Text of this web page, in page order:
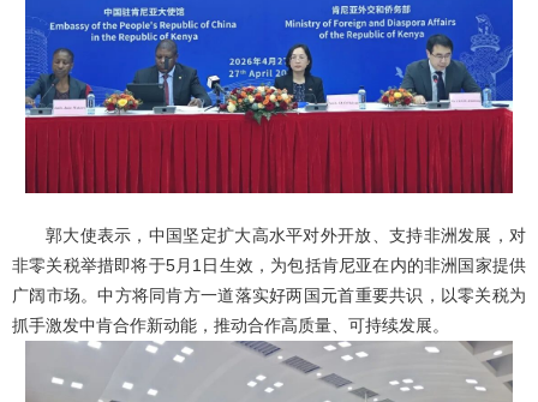
郭大使表示，中国坚定扩大高水平对外开放、支持非洲发展，对
非零关税举措即将于5月1日生效，为包括肯尼亚在内的非洲国家提供
广阔市场。中方将同肯方一道落实好两国元首重要共识，以零关税为
抓手激发中肯合作新动能，推动合作高质量、可持续发展。